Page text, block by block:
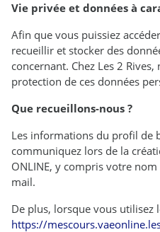
Vie privée et données à
Afin que vous puissiez
recueillir et stocker des
concernant. Chez Les 2
protection de ces données
Que recueillons-nous ?
Les informations du profil de
communiquez lors de la
ONLINE, y compris votre
mail.
De plus, lorsque vous utilisez
https://